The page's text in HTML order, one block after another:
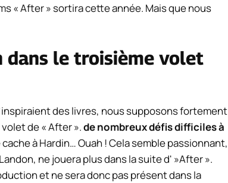
« After » sortira cette année. Mais que nous
dans le troisième volet
des livres, nous supposons fortement
de « After ».de nombreux défis difficiles à
à Hardin… Ouah ! Cela semble passionnant,
ne jouera plus dans la suite d' »After ».
et ne sera donc pas présent dans la